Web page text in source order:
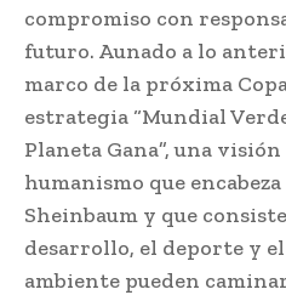
compromiso con
futuro. Aunado a lo
marco de la próxima
estrategia “Mundial
Planeta Gana”, una
humanismo que
Sheinbaum y que
desarrollo, el deporte y
ambiente pueden